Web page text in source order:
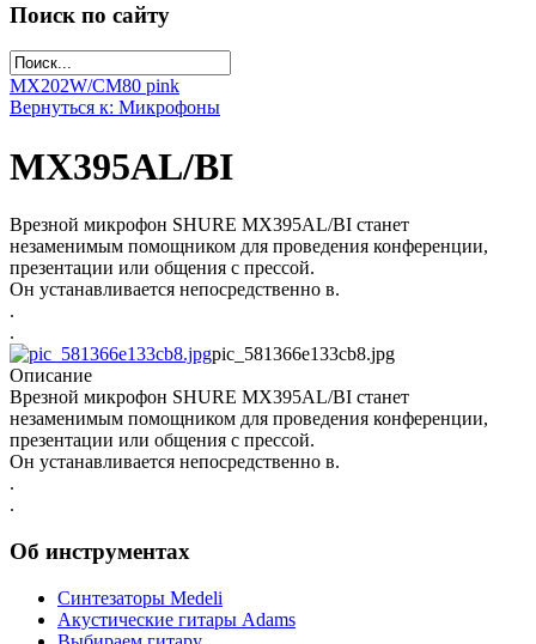
Поиск по сайту
MX202W/CM80 pink
Вернуться к: Микрофоны
MX395AL/BI
Врезной микрофон SHURE MX395AL/BI станет
незаменимым помощником для проведения конференции,
презентации или общения с прессой.
Он устанавливается непосредственно в.
.
.
pic_581366e133cb8.jpg
Описание
Врезной микрофон SHURE MX395AL/BI станет
незаменимым помощником для проведения конференции,
презентации или общения с прессой.
Он устанавливается непосредственно в.
.
.
Об инструментах
Синтезаторы Мedeli
Акустические гитары Adams